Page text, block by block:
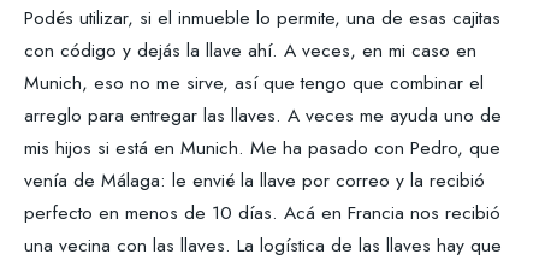
Podés utilizar, si el inmueble lo permite, una de esas cajitas
con código y dejás la llave ahí. A veces, en mi caso en
Munich, eso no me sirve, así que tengo que combinar el
arreglo para entregar las llaves. A veces me ayuda uno de
mis hijos si está en Munich. Me ha pasado con Pedro, que
venía de Málaga: le envié la llave por correo y la recibió
perfecto en menos de 10 días. Acá en Francia nos recibió
una vecina con las llaves. La logística de las llaves hay que